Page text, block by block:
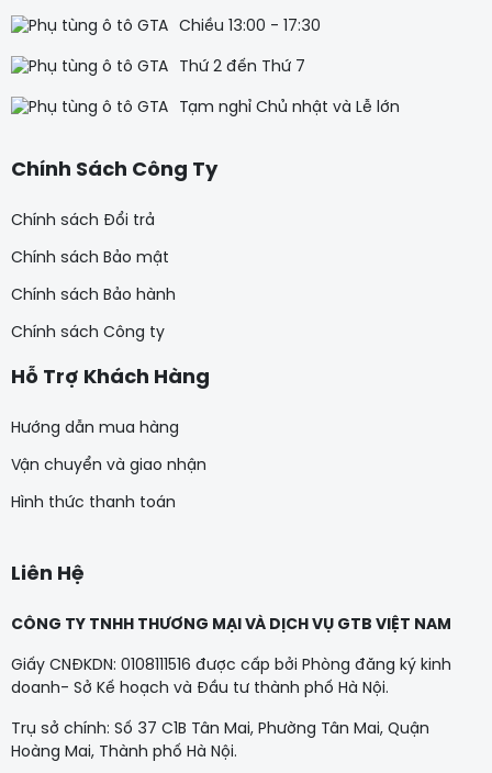
Chiều 13:00 - 17:30
Thứ 2 đến Thứ 7
Tạm nghỉ Chủ nhật và Lễ lớn
Chính Sách Công Ty
Chính sách Đổi trả
Chính sách Bảo mật
Chính sách Bảo hành
Chính sách Công ty
Hỗ Trợ Khách Hàng
Hướng dẫn mua hàng
Vận chuyển và giao nhận
Hình thức thanh toán
Liên Hệ
CÔNG TY TNHH THƯƠNG MẠI VÀ DỊCH VỤ GTB VIỆT NAM
Giấy CNĐKDN: 0108111516 được cấp bởi Phòng đăng ký kinh
doanh- Sở Kế hoạch và Đầu tư thành phố Hà Nội.
Trụ sở chính: Số 37 C1B Tân Mai, Phường Tân Mai, Quận
Hoàng Mai, Thành phố Hà Nội.